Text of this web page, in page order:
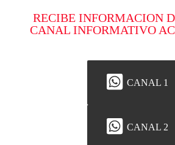
RECIBE INFORMACION
CANAL INFORMATIVO
CANAL 1
CANAL 2